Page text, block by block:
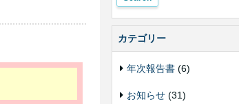
カテゴリー
年次報告書 (6)
お知らせ (31)